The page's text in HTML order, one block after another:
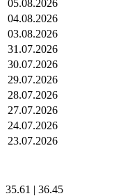
05.08.2026
04.08.2026
03.08.2026
31.07.2026
30.07.2026
29.07.2026
28.07.2026
27.07.2026
24.07.2026
23.07.2026
35.61 | 36.45